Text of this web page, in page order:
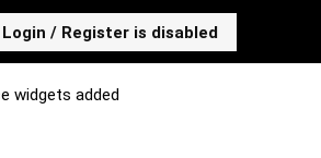
Login / Register is disabled
widgets added